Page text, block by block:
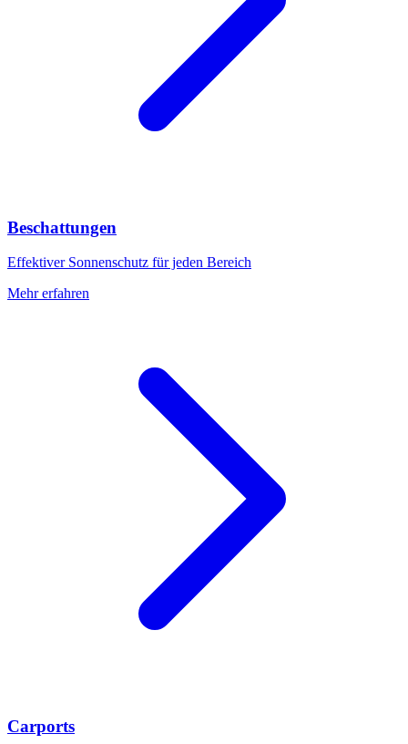
Beschattungen
Effektiver Sonnenschutz für jeden Bereich
Mehr erfahren
Carports